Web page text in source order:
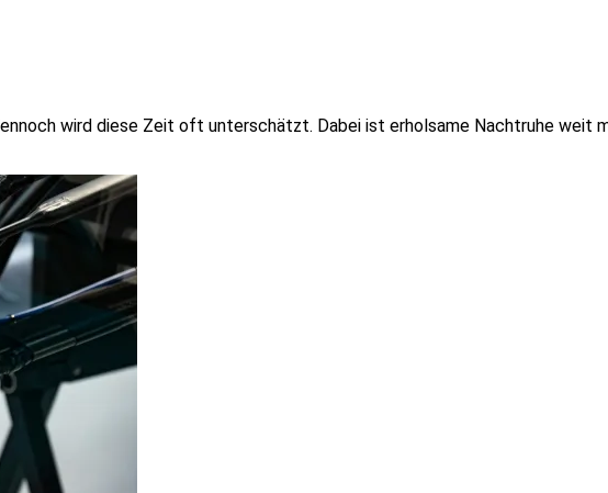
wird diese Zeit oft unterschätzt. Dabei ist erholsame Nachtruhe weit